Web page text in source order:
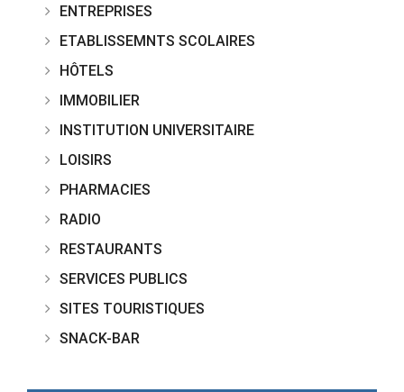
ENTREPRISES
ETABLISSEMNTS SCOLAIRES
HÔTELS
IMMOBILIER
INSTITUTION UNIVERSITAIRE
LOISIRS
PHARMACIES
RADIO
RESTAURANTS
SERVICES PUBLICS
SITES TOURISTIQUES
SNACK-BAR